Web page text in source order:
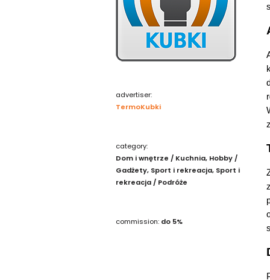
advertiser:
TermoKubki
category:
Dom i wnętrze / Kuchnia Hobby /
Gadżety Sport i rekreacja Sport i
rekreacja / Podróże
commission: do 5%